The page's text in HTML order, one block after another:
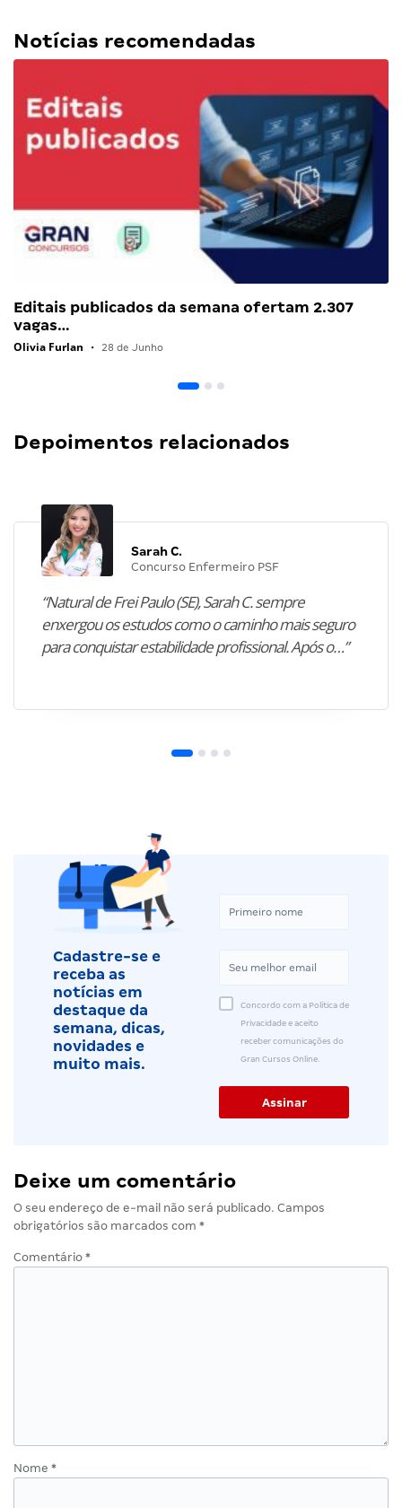
Notícias recomendadas
Editais publicados da semana ofertam 2.307
vagas…
Olivia Furlan • 28 de Junho
Depoimentos relacionados
Sarah C.
Concurso Enfermeiro PSF
“Natural de Frei Paulo (SE), Sarah C. sempre
enxergou os estudos como o caminho mais seguro
para conquistar estabilidade profissional. Após o…”
Cadastre-se e
receba as
notícias em
destaque da
semana, dicas,
novidades e
muito mais.
Concordo com a Política de
Privacidade e aceito
receber comunicações do
Gran Cursos Online.
Deixe um comentário
O seu endereço de e-mail não será publicado. Campos
obrigatórios são marcados com *
Comentário *
Nome *